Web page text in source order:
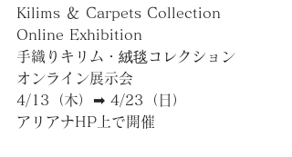
Kilims ＆ Carpets Collection
Online Exhibition
手織りキリム・絨毯コレクション
オンライン展示会
4/13（木）➡ 4/23（日）​
アリアナHP上で開催